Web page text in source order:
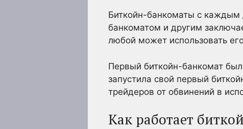
Биткойн-банкоматы с каждым
банкоматом и другим
любой может использовать
Первый биткойн-банкомат
запустила свой первый
трейдеров от обвинений в
Как работает